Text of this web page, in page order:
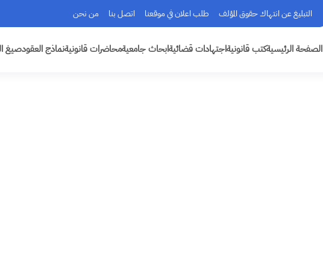
التبليغ عن انتهاك حقوق المؤلف طلب اعلان في موقعنا اتصل بنا من نحن
الصفحة الرئيسيةكتب قانونيةاجتهادات قضائيةابحاث جامعيةمحاضرات قانونيةنماذج العقودصيغ